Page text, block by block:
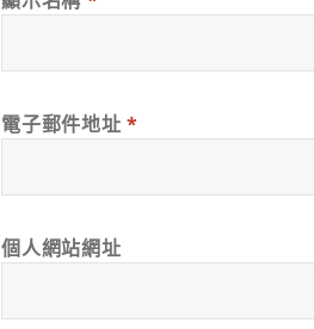
電子郵件地址 *
個人網站網址